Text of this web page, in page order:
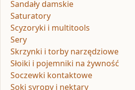
Sandały damskie
Saturatory
Scyzoryki i multitools
Sery
Skrzynki i torby narzędziowe
Słoiki i pojemniki na żywność
Soczewki kontaktowe
Soki syropy i nektary